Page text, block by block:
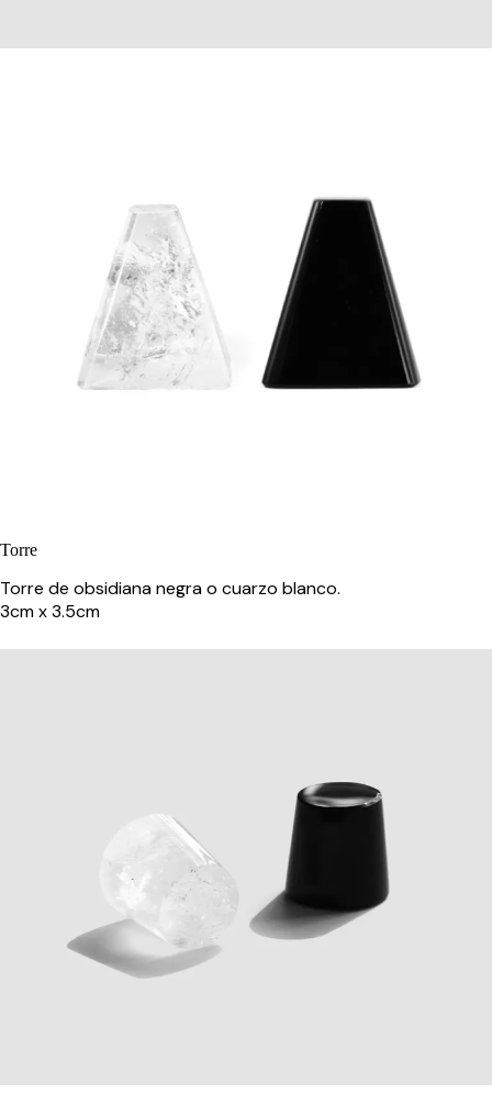
Torre
Torre de obsidiana negra o cuarzo blanco.
3cm x 3.5cm